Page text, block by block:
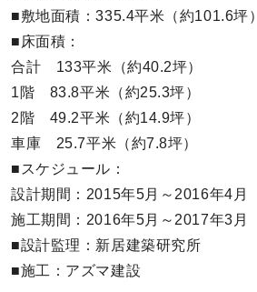
■敷地面積：335.4平米（約101.6坪）
■床面積：
合計 133平米（約40.2坪）
1階 83.8平米（約25.3坪）
2階 49.2平米（約14.9坪）
車庫 25.7平米（約7.8坪）
■スケジュール：
設計期間：2015年5月～2016年4月
施工期間：2016年5月～2017年3月
■設計監理：新居建築研究所
■施工：アズマ建設